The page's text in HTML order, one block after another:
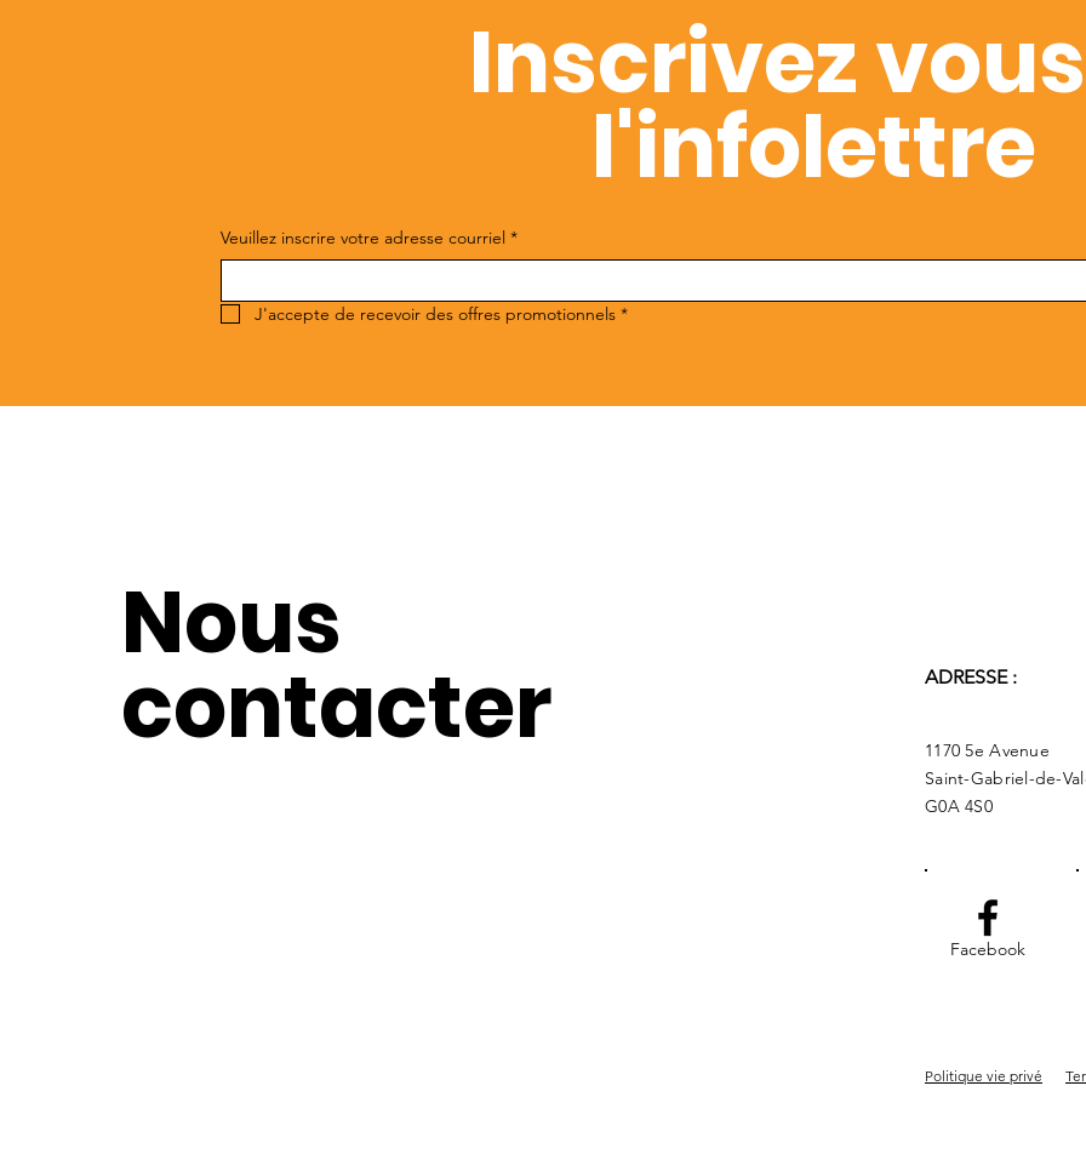
Inscrivez
l'infolettre
Veuillez inscrire votre adresse courriel *
J'accepte de recevoir des offres promotionnels *
Nous
contacter ADRESSE :
1170 5e Avenue
Saint-Gabriel-de-
G0A 4S0
Facebook
Politique vie privé